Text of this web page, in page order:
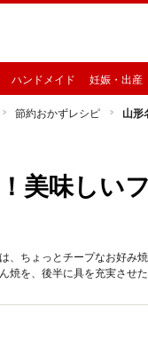
ハンドメイド 妊娠・出産
節約おかずレシピ 山形
美味しい
、ちょっとチープなお好み
を、後半に具を充実させ